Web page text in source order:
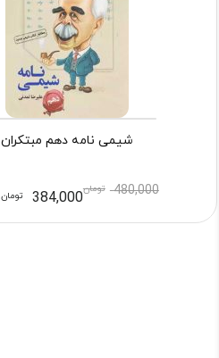
شیمی نامه دهم مبتکران
480,000 تومان384,000 تومان